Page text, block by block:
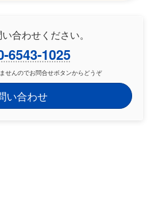
合わせください。
6543-1025
せんのでお問合せボタンからどうぞ
い合わせ